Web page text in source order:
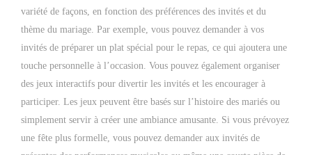
variété de façons, en fonction des préférences des invités et du
thème du mariage. Par exemple, vous pouvez demander à vos
invités de préparer un plat spécial pour le repas, ce qui ajoutera une
touche personnelle à l’occasion. Vous pouvez également organiser
des jeux interactifs pour divertir les invités et les encourager à
participer. Les jeux peuvent être basés sur l’histoire des mariés ou
simplement servir à créer une ambiance amusante. Si vous prévoyez
une fête plus formelle, vous pouvez demander aux invités de